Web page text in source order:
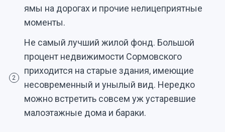
ямы на дорогах и прочие нелицеприятные
моменты.
2
Не самый лучший жилой фонд. Большой
процент недвижимости Сормовского
приходится на старые здания, имеющие
несовременный и унылый вид. Нередко
можно встретить совсем уж устаревшие
малоэтажные дома и бараки.